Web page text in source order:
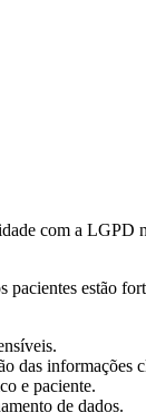
com a LGPD
estão
das informações
e paciente.
de dados.